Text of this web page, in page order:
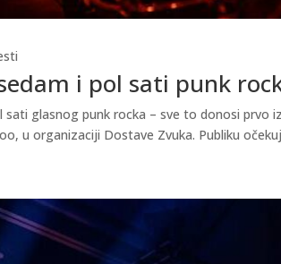
i pol sati punk
glasnog punk rocka – sve to donosi
u organizaciji Dostave Zvuka. Publiku